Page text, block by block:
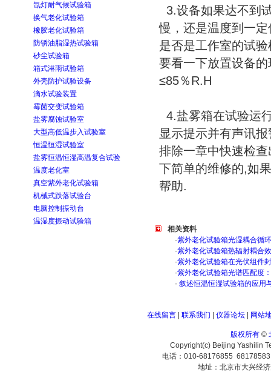
氙灯耐气候试验箱
换气老化试验箱
橡胶老化试验箱
防锈油脂湿热试验箱
砂尘试验箱
箱式淋雨试验箱
外壳防护试验设备
滴水试验装置
霉菌交变试验箱
盐雾腐蚀试验室
大型高低温步入试验室
恒温恒湿试验室
盐雾恒温恒湿高温复合试验
温度老化室
真空紫外老化试验箱
机械式跌落试验台
电脑控制振动台
温湿度振动试验箱
3.设备如果达不到
慢，还是温度到一
是否是工作室的试
要看一下放置设备
≤85％R.H
4.盐雾箱在试验运
显示提示并有声讯
排除一章中快速检
下简单的维修的,如
帮助.
相关资料
·紫外老化试验箱光湿耦合循
·紫外老化试验箱热辐射耦合
·紫外老化试验箱在光伏组件
·紫外老化试验箱光谱匹配度
· 叙述恒温恒湿试验箱的应用
在线留言| 联系我们 仪器论坛| 网站
版权所有©
Copyright(c) Beijing Yashilin
电话：010-68176855
地址：北京市大兴经